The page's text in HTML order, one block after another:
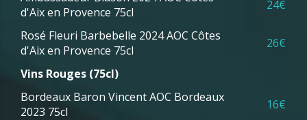
d'Aix en Provence 75cl
24€
Rosé Fleuri Barbebelle 2024 AOC Côtes
d'Aix en Provence 75cl
26€
Vins Rouges (75cl)
Bordeaux Baron Vincent AOC Bordeaux
2023 75cl
16€